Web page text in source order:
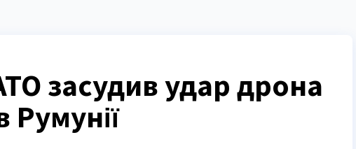
засудив удар дрона